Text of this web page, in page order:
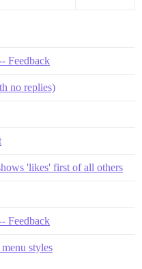
Feedback
no replies)
'likes' first of all others
Feedback
styles